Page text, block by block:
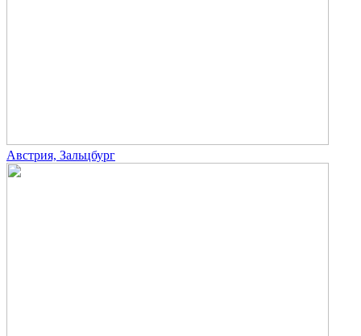
Австрия, Зальцбург